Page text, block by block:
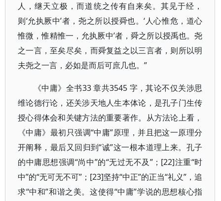
人，继天立极，而道统之传有自来矣。其见于经，
则‘允执厥中’者，尧之所以授舜也。‘人心惟危，道心
惟微，惟精惟一，允执厥中’者，舜之所以授禹也。尧
之一言，至矣尽矣，而舜复益之以三言者，则所以明
夫尧之一言，必如是而后可庶几也。”
《中庸》全书33 章共3545 字，其论不仅关涉思
维论德行论，还关涉天地人生本体论，是孔子门生传
授心得体会和关键方法的重要著作。从方法论上看，
《中庸》最初只强调“中庸”原理，并且把这一原理分
开阐释，最后又回归到“诚”这一根本道理上来。孔子
的中庸思想强调“尚中”的“无过无不及”；[22]注重“时
中”的“无可无不可”；[23]坚持“中正”的正当“礼义”，追
求“中和”和谐之美。这使得“中庸”学说的思想核心指